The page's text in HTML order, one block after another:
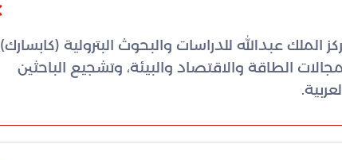
الملك عبدالله للدراسات والبحوث البترولية (كابسارك)
الطاقة والاقتصاد والبيئة، وتشجيع الباحثين